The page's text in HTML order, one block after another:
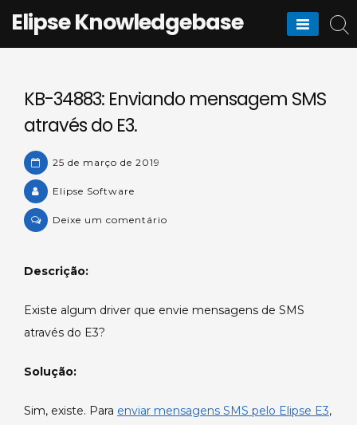
Elipse Knowledgebase
KB-34883: Enviando mensagem SMS
através do E3.
25 de março de 2019
Elipse Software
Deixe um comentário
SMS
Descrição:
Existe algum driver que envie mensagens de SMS
através do E3?
Solução:
Sim, existe. Para enviar mensagens SMS pelo Elipse E3,